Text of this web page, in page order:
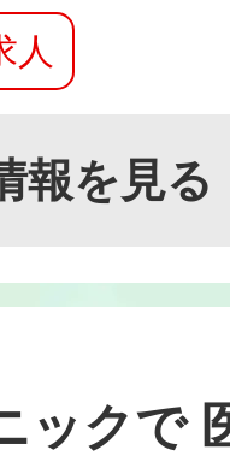
人
報を見る
ックで